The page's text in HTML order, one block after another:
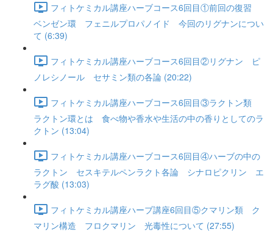
フィトケミカル講座ハーブコース6回目①前回の復習
ベンゼン環 フェニルプロパノイド 今回のリグナンについ
て (6:39)
フィトケミカル講座ハーブコース6回目②リグナン ピ
ノレシノール セサミン類の各論 (20:22)
フィトケミカル講座ハーブコース6回目③ラクトン類
ラクトン環とは 食べ物や香水や生活の中の香りとしてのラ
クトン (13:04)
フィトケミカル講座ハーブコース6回目④ハーブの中の
ラクトン セスキテルペンラクト各論 シナロピクリン エ
ラグ酸 (13:03)
フィトケミカル講座ハーブ講座6回目⑤クマリン類 ク
マリン構造 フロクマリン 光毒性について (27:55)